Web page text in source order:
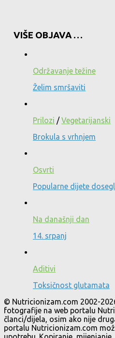
VIŠE OBJAVA …
Održavanje težine
Želim smršaviti
Prilozi /Vegetarijanski
Brokula s vrhnjem
Osvrti
Popularne dijete
Na današnji dan
14. srpanj
Aditivi
Toksičnost glutamata
© Nutricionizam.com 2002-
fotografije na web portalu
članci/dijela, osim ako nije
portalu Nutricionizam.com